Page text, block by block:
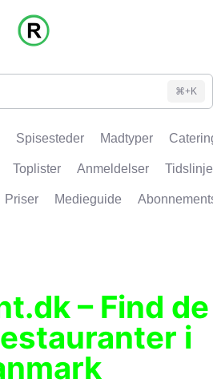
⌘+K
Spisesteder Madtyper
Toplister Anmeldelser Tidslinje
Priser Medieguide
– Find de
i